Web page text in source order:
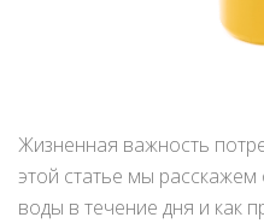
Жизненная важность
этой статье мы
воды в течение дня и как